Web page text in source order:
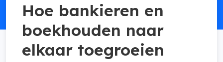
Hoe bankieren en
boekhouden naar
elkaar toegroeien